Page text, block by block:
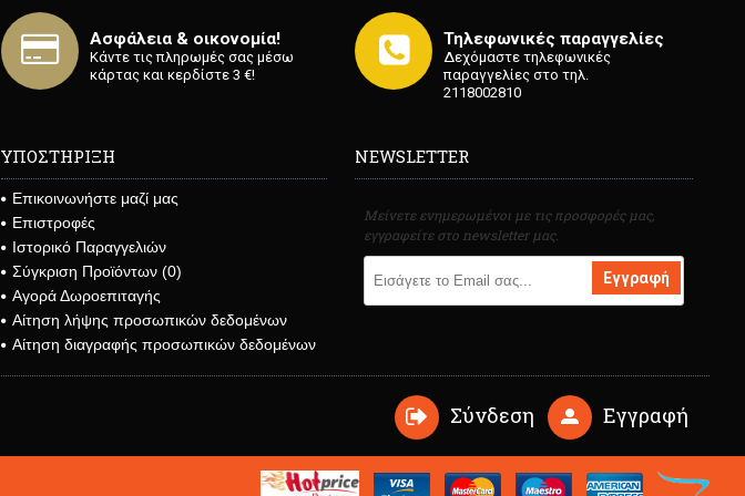
Ασφάλεια & οικονομία!
Κάντε τις πληρωμές σας μέσω
κάρτας και κερδίστε 3 €!
Τηλεφωνικές παραγγελίες
Δεχόμαστε τηλεφωνικές
παραγγελίες στο τηλ.
2118002810
ΥΠΟΣΤΗΡΙΞΗ
Επικοινωνήστε μαζί μας
Επιστροφές
Ιστορικό Παραγγελιών
Σύγκριση Προϊόντων (0)
Αγορά Δωροεπιταγής
Αίτηση λήψης προσωπικών δεδομένων
Αίτηση διαγραφής προσωπικών δεδομένων
NEWSLETTER
Μείνετε ενημερωμένοι με τις προσφορές μας,
εγγραφείτε στο newsletter μας.
Εγγραφή
Σύνδεση Εγγραφή